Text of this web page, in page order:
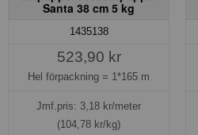
Santa 38 cm 5 kg
1435138
523,90 kr
Hel förpackning = 1*165 m
Jmf.pris: 3,18 kr/meter
(104,78 kr/kg)